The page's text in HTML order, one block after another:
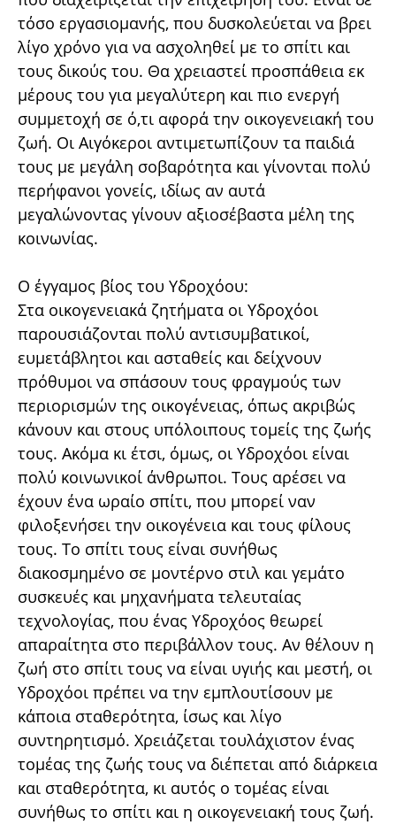
τόσο εργασιομανής, που δυσκολεύεται να βρει
λίγο χρόνο για να ασχοληθεί με το σπίτι και
τους δικούς του. Θα χρειαστεί προσπάθεια εκ
μέρους του για μεγαλύτερη και πιο ενεργή
συμμετοχή σε ό,τι αφορά την οικογενειακή του
ζωή. Οι Αιγόκεροι αντιμετωπίζουν τα παιδιά
τους με μεγάλη σοβαρότητα και γίνονται πολύ
περήφανοι γονείς, ιδίως αν αυτά
μεγαλώνοντας γίνουν αξιοσέβαστα μέλη της
κοινωνίας.
Ο έγγαμος βίος του Υδροχόου:
Στα οικογενειακά ζητήματα οι Υδροχόοι
παρουσιάζονται πολύ αντισυμβατικοί,
ευμετάβλητοι και ασταθείς και δείχνουν
πρόθυμοι να σπάσουν τους φραγμούς των
περιορισμών της οικογένειας, όπως ακριβώς
κάνουν και στους υπόλοιπους τομείς της ζωής
τους. Ακόμα κι έτσι, όμως, οι Υδροχόοι είναι
πολύ κοινωνικοί άνθρωποι. Τους αρέσει να
έχουν ένα ωραίο σπίτι, που μπορεί ναν
φιλοξενήσει την οικογένεια και τους φίλους
τους. Το σπίτι τους είναι συνήθως
διακοσμημένο σε μοντέρνο στιλ και γεμάτο
συσκευές και μηχανήματα τελευταίας
τεχνολογίας, που ένας Υδροχόος θεωρεί
απαραίτητα στο περιβάλλον τους. Αν θέλουν η
ζωή στο σπίτι τους να είναι υγιής και μεστή, οι
Υδροχόοι πρέπει να την εμπλουτίσουν με
κάποια σταθερότητα, ίσως και λίγο
συντηρητισμό. Χρειάζεται τουλάχιστον ένας
τομέας της ζωής τους να διέπεται από διάρκεια
και σταθερότητα, κι αυτός ο τομέας είναι
συνήθως το σπίτι και η οικογενειακή τους ζωή.